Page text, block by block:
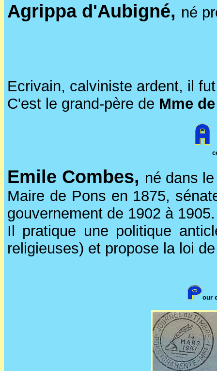
Agrippa d'Aubigné, né
Ecrivain, calviniste ardent, il
C'est le grand-père de Mme
Emile Combes, né dans
Maire de Pons en 1875,
gouvernement de 1902 à 1905.
Il pratique une politique
religieuses) et propose la loi
our